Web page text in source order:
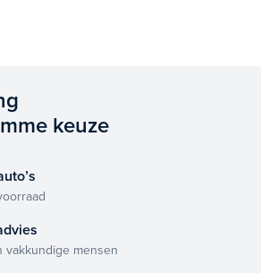
keuze
vakkundige mensen